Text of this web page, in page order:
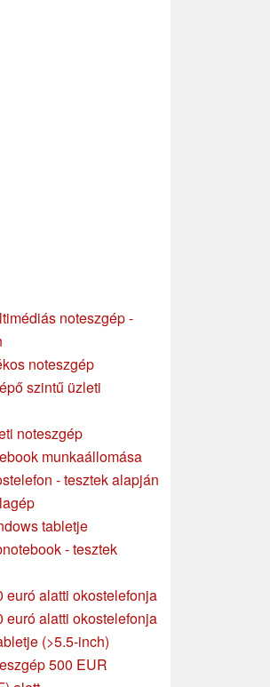
noteszgép -
noteszgép
szintű üzleti
noteszgép
munkaállomása
- tesztek alapján
tabletje
- tesztek
euró alatti okostelefonja
euró alatti okostelefonja
(>5.5-inch)
500 EUR